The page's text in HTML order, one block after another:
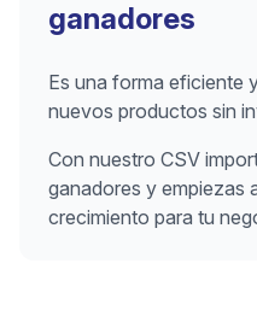
ganadores
Es una forma eficiente
nuevos productos sin
Con nuestro CSV
ganadores y empiezas
crecimiento para tu